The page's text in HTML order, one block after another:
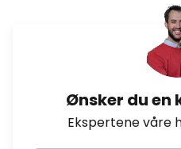
Ønsker du en
Ekspertene våre